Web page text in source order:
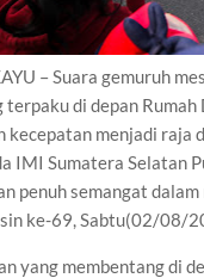
– Suara gemuruh
terpaku di depan
kecepatan menjadi raja
IMI Sumatera Selatan
penuh semangat
ke-69, Sabtu(02/08/
yang membentang di